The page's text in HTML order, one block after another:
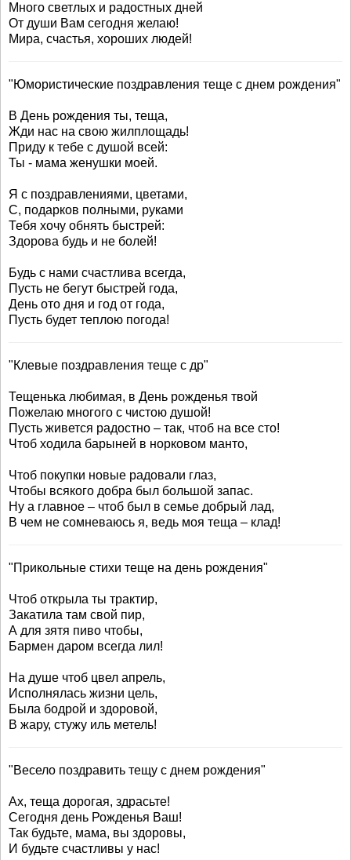
Много светлых и радостных дней
От души Вам сегодня желаю!
Мира, счастья, хороших людей!
"Юмористические поздравления теще с днем рождения"
В День рождения ты, теща,
Жди нас на свою жилплощадь!
Приду к тебе с душой всей:
Ты - мама женушки моей.
Я с поздравлениями, цветами,
С, подарков полными, руками
Тебя хочу обнять быстрей:
Здорова будь и не болей!
Будь с нами счастлива всегда,
Пусть не бегут быстрей года,
День ото дня и год от года,
Пусть будет теплою погода!
"Клевые поздравления теще с др"
Тещенька любимая, в День рожденья твой
Пожелаю многого с чистою душой!
Пусть живется радостно – так, чтоб на все сто!
Чтоб ходила барыней в норковом манто,
Чтоб покупки новые радовали глаз,
Чтобы всякого добра был большой запас.
Ну а главное – чтоб был в семье добрый лад,
В чем не сомневаюсь я, ведь моя теща – клад!
"Прикольные стихи теще на день рождения"
Чтоб открыла ты трактир,
Закатила там свой пир,
А для зятя пиво чтобы,
Бармен даром всегда лил!
На душе чтоб цвел апрель,
Исполнялась жизни цель,
Была бодрой и здоровой,
В жару, стужу иль метель!
"Весело поздравить тещу с днем рождения"
Ах, теща дорогая, здрасьте!
Сегодня день Рожденья Ваш!
Так будьте, мама, вы здоровы,
И будьте счастливы у нас!